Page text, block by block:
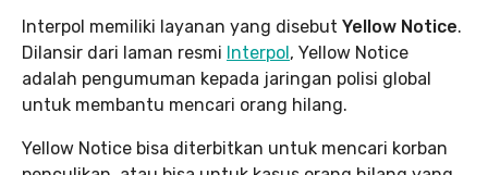
Interpol memiliki layanan yang disebut Yellow Notice.
Dilansir dari laman resmi Interpol, Yellow Notice
adalah pengumuman kepada jaringan polisi global
untuk membantu mencari orang hilang.
Yellow Notice bisa diterbitkan untuk mencari korban